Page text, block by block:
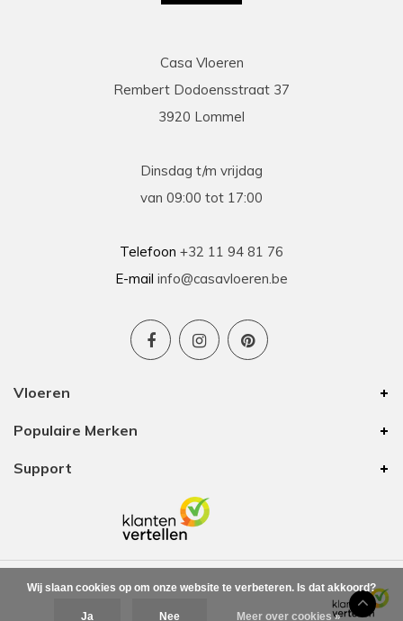
Casa Vloeren
Rembert Dodoensstraat 37
3920 Lommel
Dinsdag t/m vrijdag
van 09:00 tot 17:00
Telefoon +32 11 94 81 76
E-mail info@casavloeren.be
Vloeren
Populaire Merken
Support
Wij slaan cookies op om onze website te verbeteren. Is dat akkoord?
Ja Nee Meer over cookies »